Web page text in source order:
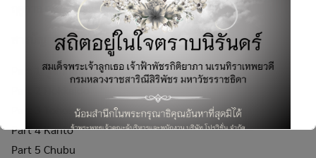
ฤดูกาล ฉบับจัดมาเต็มเล่มเดียวคุ้มสุด ๆ
Part 1 รู้จักก่อนไปรักญี่ปุ่น
Part 3 Tohoku
Part 4 Kanto
Part 5 Chubu